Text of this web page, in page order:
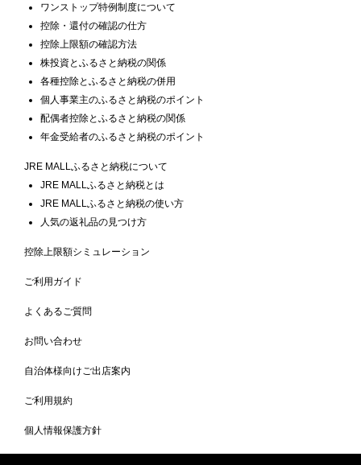
ワンストップ特例制度について
控除・還付の確認の仕方
控除上限額の確認方法
株投資とふるさと納税の関係
各種控除とふるさと納税の併用
個人事業主のふるさと納税のポイント
配偶者控除とふるさと納税の関係
年金受給者のふるさと納税のポイント
JRE MALLふるさと納税について
JRE MALLふるさと納税とは
JRE MALLふるさと納税の使い方
人気の返礼品の見つけ方
控除上限額シミュレーション
ご利用ガイド
よくあるご質問
お問い合わせ
自治体様向けご出店案内
ご利用規約
個人情報保護方針